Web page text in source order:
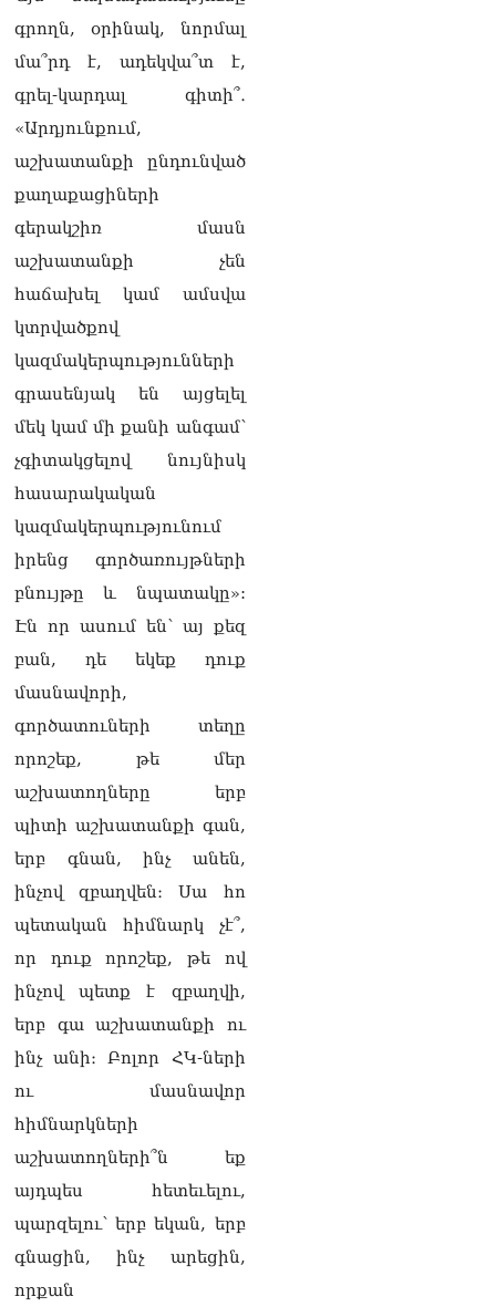
գրողն, օրինակ, նորմալ
մա՞րդ է, ադեկվա՞տ է,
գրել-կարդալ գիտի՞․
«Արդյունքում,
աշխատանքի ընդունված
քաղաքացիների
գերակշիռ մասն
աշխատանքի չեն
հաճախել կամ ամսվա
կտրվածքով
կազմակերպությունների
գրասենյակ են այցելել
մեկ կամ մի քանի անգամ՝
չգիտակցելով նույնիսկ
հասարակական
կազմակերպությունում
իրենց գործառույթների
բնույթը և նպատակը»:
Էն որ ասում են՝ այ քեզ
բան, դե եկեք դուք
մասնավորի,
գործատուների տեղը
որոշեք, թե մեր
աշխատողները երբ
պիտի աշխատանքի գան,
երբ գնան, ինչ անեն,
ինչով զբաղվեն։ Սա հո
պետական հիմնարկ չէ՞,
որ դուք որոշեք, թե ով
ինչով պետք է զբաղվի,
երբ գա աշխատանքի ու
ինչ անի։ Բոլոր ՀԿ-ների
ու մասնավոր
հիմնարկների
աշխատողների՞ն եք
այդպես հետեւելու,
պարզելու՝ երբ եկան, երբ
գնացին, ինչ արեցին,
որքան